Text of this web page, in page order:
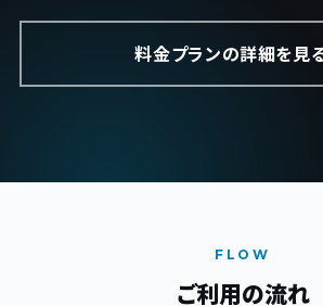
料金プランの詳細を見
FLOW
ご利用の流れ